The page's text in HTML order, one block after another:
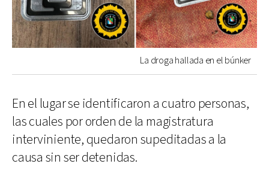
La droga hallada en el búnker
En el lugar se identificaron a cuatro personas,
las cuales por orden de la magistratura
interviniente, quedaron supeditadas a la
causa sin ser detenidas.